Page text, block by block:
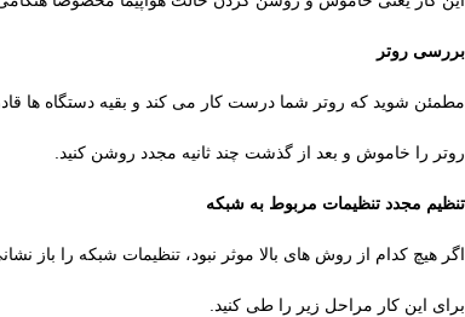
بررسی روتر
مطمئن شوید که روتر شما درست کار می کند و بقیه دستگاه ها
روتر را خاموش و بعد از گذشت چند ثانیه مجدد روشن کنید.
تنظیم مجدد تنظیمات مربوط به شبکه
اگر هیچ کدام از روش های بالا موثر نبود، تنظیمات شبکه را باز
برای این کار مراحل زیر را طی کنید.